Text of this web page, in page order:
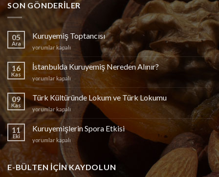
SON GÖNDERILER
05
Ara
Kuruyemiş Toptancısı
Kuruyemiş
Toptancısı
için
yorumlar kapalı
16
Kas
İstanbulda Kuruyemiş Nereden Alınır?
İstanbulda
Kuruyemiş
Nereden
Alınır?
için
yorumlar kapalı
09
Kas
Türk Kültüründe Lokum ve Türk Lokumu
Türk
Kültüründe
Lokum
ve
Türk
Lokumu
için
yorumlar kapalı
11
Eki
Kuruyemişlerin Spora Etkisi
Kuruyemişlerin
Etkisi
için
yorumlar kapalı
E-BÜLTEN IÇIN KAYDOLUN